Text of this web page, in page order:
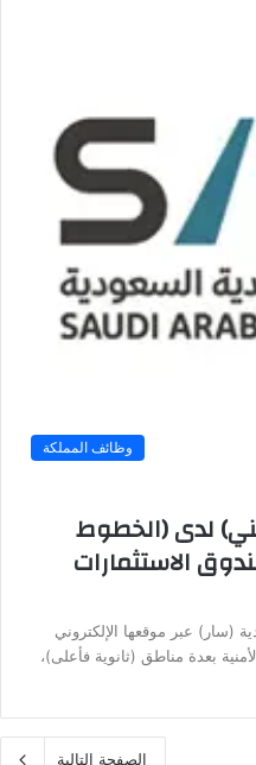
وظائف المملكة
لدى (الخطوط
الاستثمارات
(سار) عبر موقعها الإلكتروني
بعدة مناطق (ثانوية فأعلى)،
الصفحة التالية